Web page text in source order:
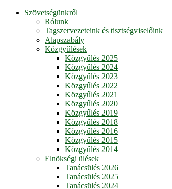
Szövetségünkről
Rólunk
Tagszervezeteink és tisztségviselőink
Alapszabály
Közgyűlések
Közgyűlés 2025
Közgyűlés 2024
Közgyűlés 2023
Közgyűlés 2022
Közgyűlés 2021
Közgyűlés 2020
Közgyűlés 2019
Közgyűlés 2018
Közgyűlés 2016
Közgyűlés 2015
Közgyűlés 2014
Elnökségi ülések
Tanácsülés 2026
Tanácsülés 2025
Tanácsülés 2024